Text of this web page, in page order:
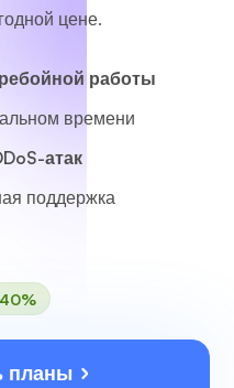
цене.
работы
времени
атак
поддержка
планы